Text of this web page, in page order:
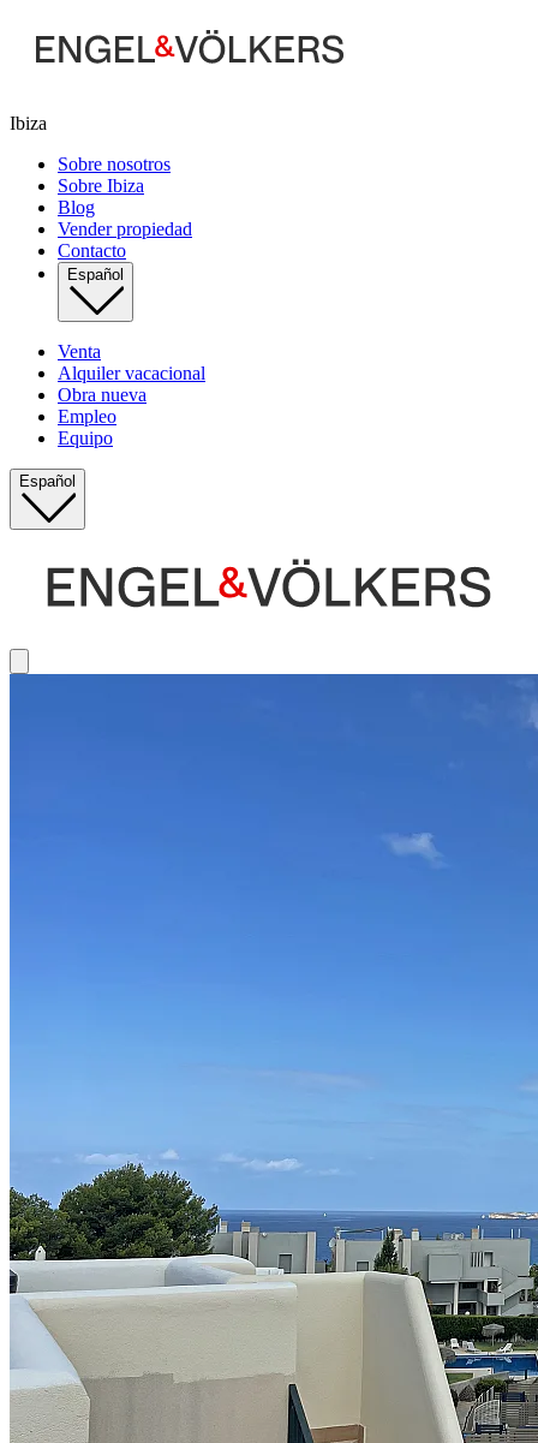
Ibiza
Sobre nosotros
Sobre Ibiza
Blog
Vender propiedad
Contacto
Español
Venta
Alquiler vacacional
Obra nueva
Empleo
Equipo
Español